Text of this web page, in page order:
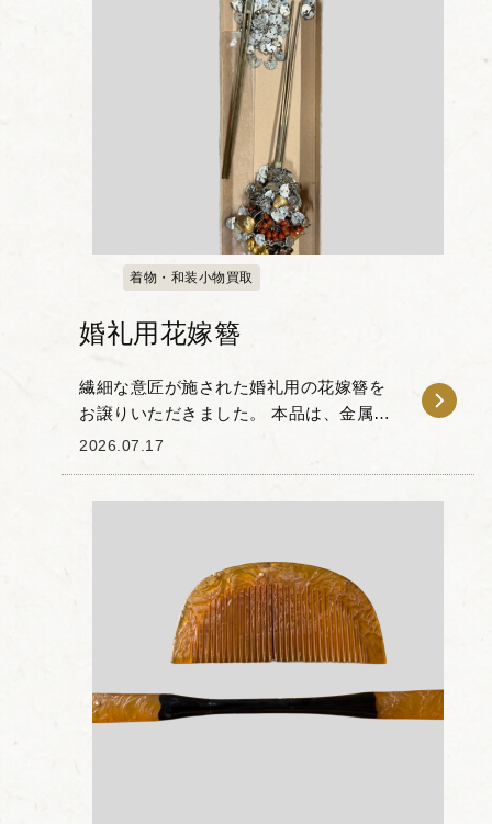
着物・和装小物買取
婚礼用花嫁簪
繊細な意匠が施された婚礼用の花嫁簪を
お譲りいただきました。 本品は、金属製
の細工をベースに、厄除けや子宝の象徴
2026.07.17